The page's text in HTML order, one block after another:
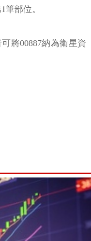
部位。
將00887納為衛星資